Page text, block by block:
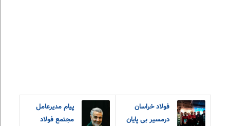
فولاد خراسان
درمسیر بی پایان
پیام مدیرعامل
مجتمع فولاد